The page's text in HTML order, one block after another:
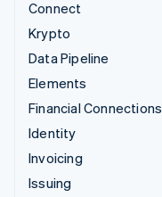
Connect
Krypto
Data Pipeline
Elements
Financial Connections
Identity
Invoicing
Issuing